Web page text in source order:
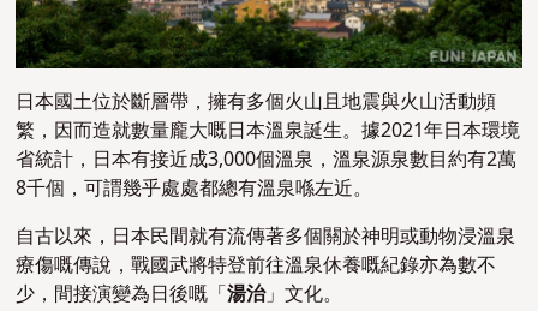
日本國土位於斷層帶，擁有多個火山且地震與火山活動頻
繁，因而造就數量龐大嘅日本溫泉誕生。據2021年日本環境
省統計，日本有接近成3,000個溫泉，溫泉源泉數目約有2萬
8千個，可謂幾乎處處都總有溫泉喺左近。
自古以來，日本民間就有流傳著多個關於神明或動物浸溫泉
療傷嘅傳說，戰國武將特登前往溫泉休養嘅紀錄亦為數不
少，間接演變為日後嘅「湯治」文化。